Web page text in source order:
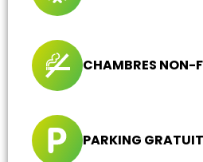
CHAMBRES NON-
PARKING GRATUIT